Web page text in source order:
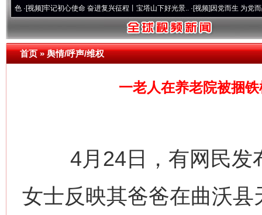
牢记初心使命 奋进复兴征程丨宝塔山下好光景..·[视频]因党而生 为党而战——百年
首页»舆情/呼声/维权
一老人在养老院被捆
4月24日，有网民发
女士反映其爸爸在曲沃